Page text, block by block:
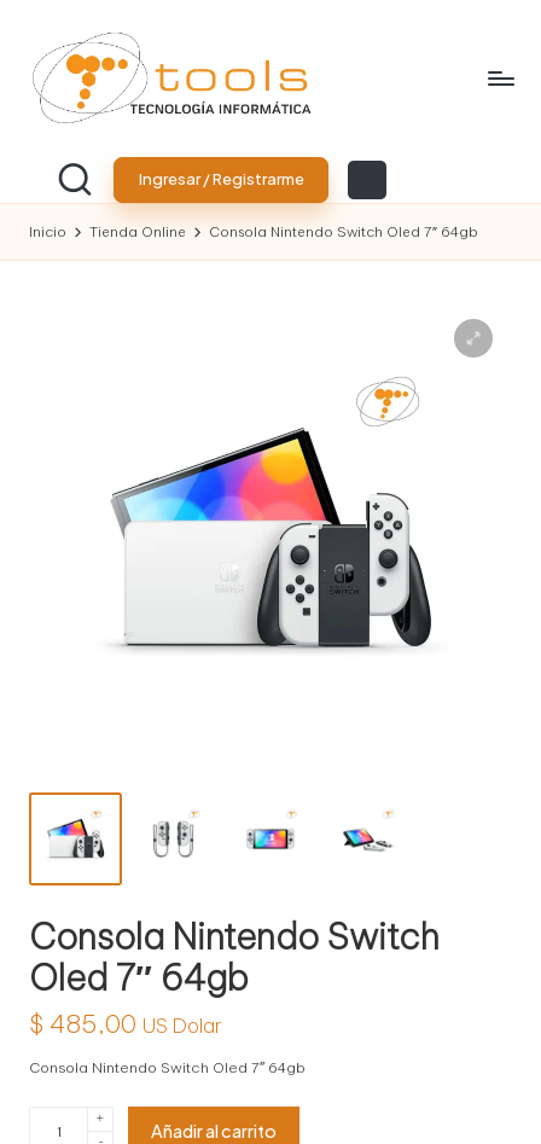
contenido
o
l
tienda
tecnología
Ingresar / Registrarme
Inicio Tienda Online Consola Nintendo Switch Oled 7″ 64gb
Consola Nintendo Switch
Oled 7″ 64gb
$ 485,00 US Dolar
Consola Nintendo Switch Oled 7″ 64gb
Nintendo
+
Añadir al carrito